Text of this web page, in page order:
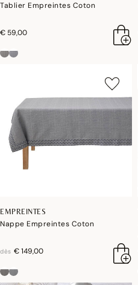
Tablier Empreintes Coton
€ 59,00
EMPREINTES
Nappe Empreintes Coton
dès € 149,00